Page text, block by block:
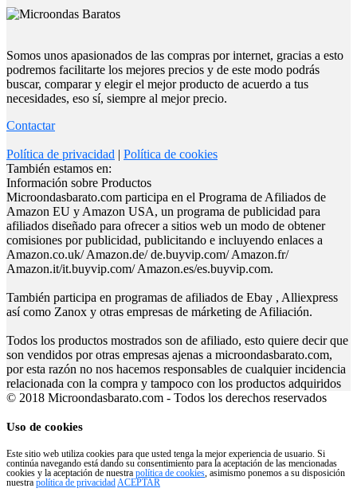
Somos unos apasionados de las compras por internet, gracias a esto
podremos facilitarte los mejores precios y de este modo podrás
buscar, comparar y elegir el mejor producto de acuerdo a tus
necesidades, eso sí, siempre al mejor precio.
Contactar
Política de privacidad | Política de cookies
También estamos en:
Información sobre Productos
Microondasbarato.com participa en el Programa de Afiliados de
Amazon EU y Amazon USA, un programa de publicidad para
afiliados diseñado para ofrecer a sitios web un modo de obtener
comisiones por publicidad, publicitando e incluyendo enlaces a
Amazon.co.uk/ Amazon.de/ de.buyvip.com/ Amazon.fr/
Amazon.it/it.buyvip.com/ Amazon.es/es.buyvip.com.
También participa en programas de afiliados de Ebay , Alliexpress
así como Zanox y otras empresas de márketing de Afiliación.
Todos los productos mostrados son de afiliado, esto quiere decir que
son vendidos por otras empresas ajenas a microondasbarato.com,
por esta razón no nos hacemos responsables de cualquier incidencia
relacionada con la compra y tampoco con los productos adquiridos
© 2018 Microondasbarato.com - Todos los derechos reservados
Uso de cookies
Este sitio web utiliza cookies para que usted tenga la mejor experiencia de usuario. Si
continúa navegando está dando su consentimiento para la aceptación de las mencionadas
cookies y la aceptación de nuestra política de cookies, asimismo ponemos a su disposición
nuestra política de privacidadACEPTAR